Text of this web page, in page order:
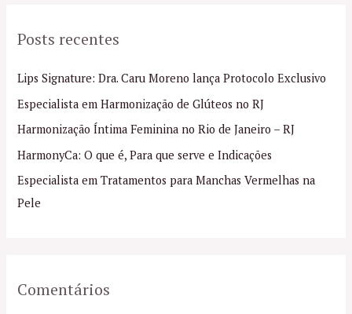
u
s
a
r
p
o
r
Posts recentes
Lips Signature: Dra. Caru Moreno lança Protocolo Exclusivo
Especialista em Harmonização de Glúteos no RJ
Harmonização Íntima Feminina no Rio de Janeiro – RJ
HarmonyCa: O que é, Para que serve e Indicações
Especialista em Tratamentos para Manchas Vermelhas na
Pele
Comentários